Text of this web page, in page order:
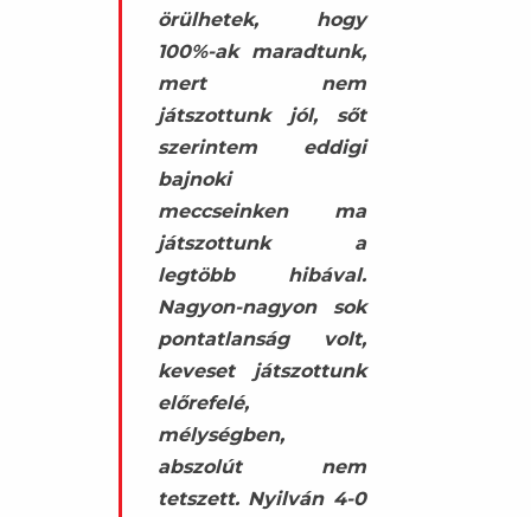
örülhetek, hogy
100%-ak maradtunk,
mert nem
játszottunk jól, sőt
szerintem eddigi
bajnoki
meccseinken ma
játszottunk a
legtöbb hibával.
Nagyon-nagyon sok
pontatlanság volt,
keveset játszottunk
előrefelé,
mélységben,
abszolút nem
tetszett. Nyilván 4-0